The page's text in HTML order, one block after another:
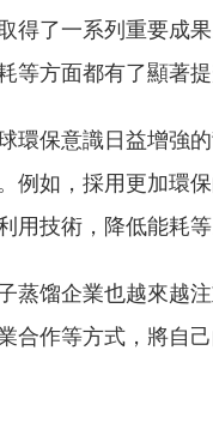
得了一系列重要成
等方面都有了顯著提
環保意識日益增強
例如，採用更加環
用技術，降低能耗等
蒸馏企業也越來越
合作等方式，將自